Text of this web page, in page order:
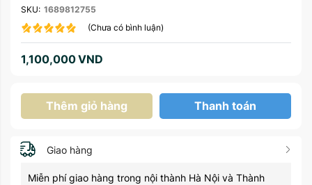
SKU: 1689812755
(Chưa có bình luận)
1,100,000VND
Thêm giỏ hàng Thanh toán
Giao hàng
Miễn phí giao hàng trong nội thành Hà Nội và Thành